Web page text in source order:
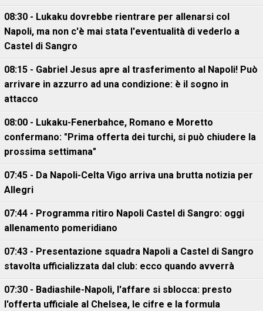
08:30 - Lukaku dovrebbe rientrare per allenarsi col
Napoli, ma non c'è mai stata l'eventualità di vederlo a
Castel di Sangro
08:15 - Gabriel Jesus apre al trasferimento al Napoli! Può
arrivare in azzurro ad una condizione: è il sogno in
attacco
08:00 - Lukaku-Fenerbahce, Romano e Moretto
confermano: "Prima offerta dei turchi, si può chiudere la
prossima settimana"
07:45 - Da Napoli-Celta Vigo arriva una brutta notizia per
Allegri
07:44 - Programma ritiro Napoli Castel di Sangro: oggi
allenamento pomeridiano
07:43 - Presentazione squadra Napoli a Castel di Sangro
stavolta ufficializzata dal club: ecco quando avverrà
07:30 - Badiashile-Napoli, l'affare si sblocca: presto
l'offerta ufficiale al Chelsea, le cifre e la formula